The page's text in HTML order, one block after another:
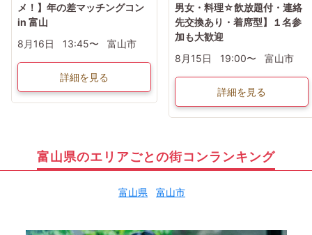
メ！】年の差マッチングコン
in 富山
8月16日
13:45〜 富山市
詳細を見る
男女・料理☆飲放題付・連絡
先交換あり・着席型】１名参
加も大歓迎
8月15日
19:00〜 富山市
詳細を見る
富山県のエリアごとの街コンランキング
富山県 富山市